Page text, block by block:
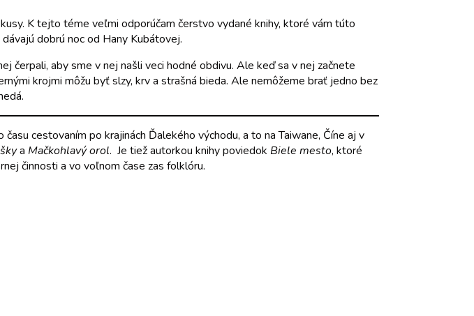
K tejto téme veľmi odporúčam čerstvo vydané knihy, ktoré vám túto
dobrú noc od Hany Kubátovej.
čerpali, aby sme v nej našli veci hodné obdivu. Ale keď sa v nej začnete
krojmi môžu byť slzy, krv a strašná bieda. Ale nemôžeme brať jedno bez
cestovaním po krajinách Ďalekého východu, a to na Taiwane, Číne aj v
a Mačkohlavý orol. Je tiež autorkou knihy poviedok Biele mesto, ktoré
činnosti a vo voľnom čase zas folklóru.